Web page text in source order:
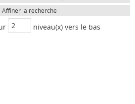
Affiner la recherche
niveau(x) vers le bas